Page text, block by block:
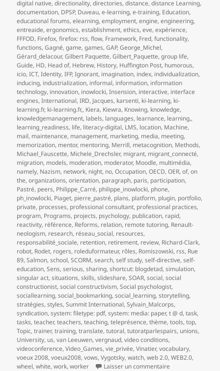
digital native,directionality,directories,distance,distance Learning,
documentation, DPSP, Duveau,e-learning,e-training, Education,
educational forums,elearning,employment,engine,engineering,
entreaide,ergonomics,establishment,ethics,eve,expérience,
FFFOD, Firefox,firefox: rss,flow, Framework, Fred,functionality,
functions,Gagné,game,games,GAP,George_Michel,
Gérard_delacour,Gilbert Paquette,Gilbert_Paquette,group life,
Guide, HD, Head of, Hebrew, History, Huffington Post, humorous,
icio,ICT,Identity,IFP,Ignorant, imagination, index, individualization,
inducing, industrialization, informal, information, information
technology, innovation, inowlocki,Insension, interactive, interface
engines,International,IRD, Jacques, karsenti, ki-learning, ki-
learning.fr, ki-learning.fr,, Kiera, Kiewra, Knowing, knowledge,
knowledgemanagement, labels, languages, learnance, learning,,
learning_readiness, life, literacy-digital, LMS, location, Machine,
mail, maintenance, management, marketing, media, meeting,
memorization, mentor, mentoring, Merrill, metacognition, Methods,
Michael_Fauscette, Michele_Drechsler, migrant, migrant_connecté,
migration, models, moderation, moderator, Moodle, multimédia,
namely, Nazism, network, night, no,Occupation,OECD,OER,of,on
the,organizations,orientation, paragraph, paris, participation,
Pastré, peers, Philippe_Carré, philippe_inowlocki, phone,
ph_inowlocki, Piaget, pierre_pastré, plans, platform, plugin, portfolio,
private, processes, professional consultant, professional practices,
program, Programs, projects, psychology, publication, rapid,
reactivity, référence, Reforms, relation, remote tutoring, Renault-
neologism, research, réseau_social, resources,
responsabilité_sociale, retention, retirement, review, Richard-Clark,
robot, Rodet, rogers, roleduformateur, rôles, Romiszowski, rss, Rue
89,Salmon,school,SCORM,search,self study,self-directive,self-
education,Sens,serious,sharing,shortcut: blogdetad,simulation,
singular act,situations,skills,slideshare,SOAR,social,social
constructionist,social constructivism,Social psychologist,
sociallearning,social_bookmarking,social_learning,storytelling,
stratégies,styles,Summit International,Sylvain_Malcorps,
syndication,system: filetype: pdf,system: media: paper,t @ d,task,
tasks,teacher,teachers,teaching,teleprésence,thème,tools,top,
Topic,trainer,training,translate,tutoral,tutoratparlespairs, unions,
University, us,van Leeuwen,vergnaud,video conditions,
videoconference,Video_Games,vie_privée,Vinatier,vocabulary,
voeux 2008,voeux2008,vows,Vygotsky,watch,web 2.0,WEB2.0,
wheel,white,work,worker Laisser un commentaire